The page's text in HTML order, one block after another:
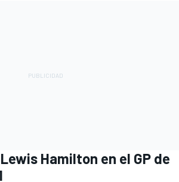
Hamilton en el GP de